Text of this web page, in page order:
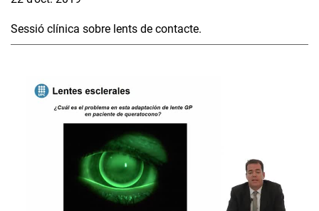
Sessió clínica sobre lents de contacte.